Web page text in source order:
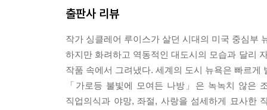
출판사 리뷰
작가 싱클레어 루이스가 살던 시대의 미국 중심부
하지만 화려하고 역동적인 대도시의 모습과 달리
작품 속에서 그려냈다. 세계의 도시 뉴욕은 빠르
「가로등 불빛에 모여든 나방」은 녹녹치 않은
직업의식과 야망, 좌절, 사랑을 섬세하게 묘사한